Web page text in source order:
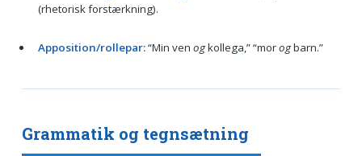
(rhetorisk forstærkning).
Apposition/rollepar:“Min ven ogkollega,” “morogbarn.”
Grammatik og tegnsætning